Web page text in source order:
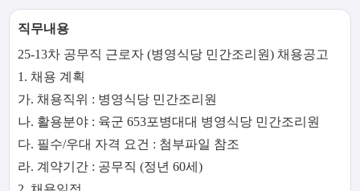
직무내용
25-13차 공무직 근로자 (병영식당 민간조리원) 채용공고
1. 채용 계획
가. 채용직위 : 병영식당 민간조리원
나. 활용분야 : 육군 653포병대대 병영식당 민간조리원
다. 필수/우대 자격 요건 : 첨부파일 참조
라. 계약기간 : 공무직 (정년 60세)